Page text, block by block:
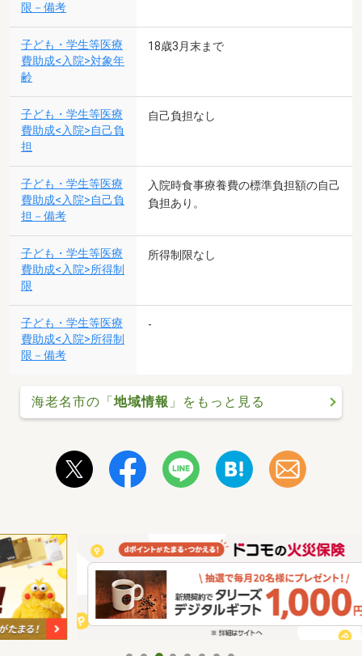
限－備考
子ども・学生等医療
費助成<入院>対象年
齢
18歳3月末まで
子ども・学生等医療
費助成<入院>自己負
担
自己負担なし
子ども・学生等医療
費助成<入院>自己負
担－備考
入院時食事療養費の標準負担額の自己
負担あり。
子ども・学生等医療
費助成<入院>所得制
限
所得制限なし
子ども・学生等医療
費助成<入院>所得制
限－備考
-
海老名市の「地域情報 」をもっと見る